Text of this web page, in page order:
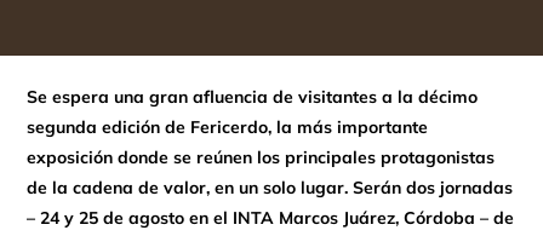
Se espera una gran afluencia de visitantes a ladécimo
segunda edición de Fericerdo, la más importante
exposición donde se reúnen losprincipales protagonistas
de la cadena de valor, en un solo lugar. Serán dosjornadas
– 24 y 25 de agosto en el INTA Marcos Juárez, Córdoba – de